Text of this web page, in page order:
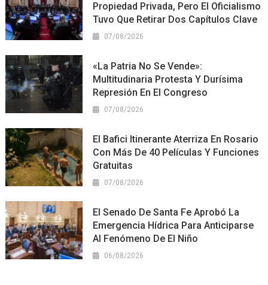
Propiedad Privada, Pero El Oficialismo
Tuvo Que Retirar Dos Capítulos Clave
07/08/2026
«La Patria No Se Vende»:
Multitudinaria Protesta Y Durísima
Represión En El Congreso
07/08/2026
El Bafici Itinerante Aterriza En Rosario
Con Más De 40 Películas Y Funciones
Gratuitas
07/08/2026
El Senado De Santa Fe Aprobó La
Emergencia Hídrica Para Anticiparse
Al Fenómeno De El Niño
06/08/2026